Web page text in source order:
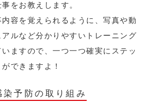
をお教えします。
容を覚えられるように、写真や動
ルなど分かりやすいトレーニング
ますので、一つ一つ確実にステッ
できますよ！
染予防の取り組み